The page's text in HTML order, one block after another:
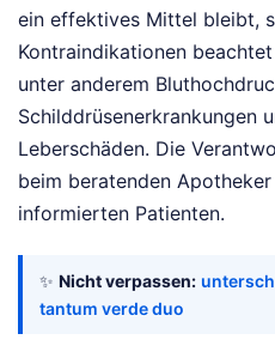
ein effektives Mittel bleibt,
Kontraindikationen
unter anderem
Schilddrüsenerkrankungen
Leberschäden. Die
beim beratenden
informierten Patienten.
✨ Nicht verpassen:
tantum verde duo